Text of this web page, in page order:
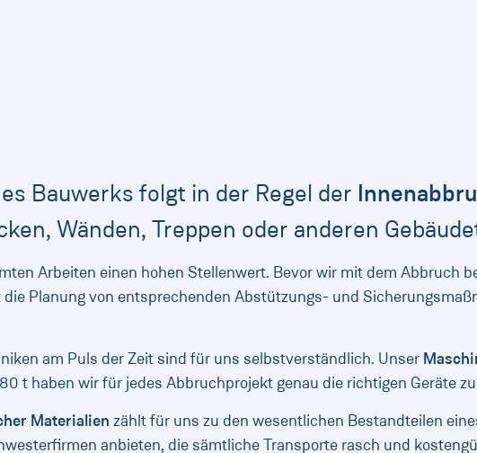
Bauwerks folgt in der Regel der
Wänden, Treppen oder anderen
Arbeiten einen hohen Stellenwert. Bevor wir mit dem Abbruch
Planung von entsprechenden Abstützungs- und
am Puls der Zeit sind für uns selbstverständlich. Unser
t haben wir für jedes Abbruchprojekt genau die richtigen Geräte
Materialien zählt für uns zu den wesentlichen Bestandteilen
anbieten, die sämtliche Transporte rasch und